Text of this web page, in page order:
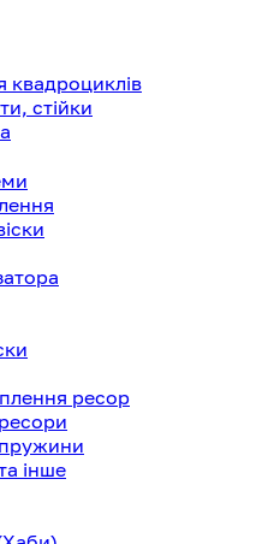
квадроциклів
стійки
ресор
інше